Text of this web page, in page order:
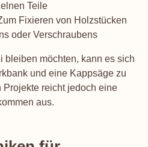
Teile
Fixieren von Holzstücken
oder Verschraubens
bleiben möchten, kann es sich
und eine Kappsäge zu
Projekte reicht jedoch eine
aus.